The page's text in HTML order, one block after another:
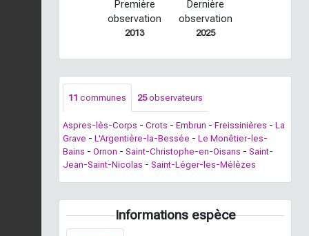
Première
observation
2013
Dernière
observation
2025
11 communes 25observateurs
Aspres-lès-Corps - Crots - Embrun - Freissinières - La
Grave - L'Argentière-la-Bessée - Le Monêtier-les-
Bains - Ornon - Saint-Christophe-en-Oisans - Saint-
Jean-Saint-Nicolas - Saint-Léger-les-Mélèzes
Informations espèce